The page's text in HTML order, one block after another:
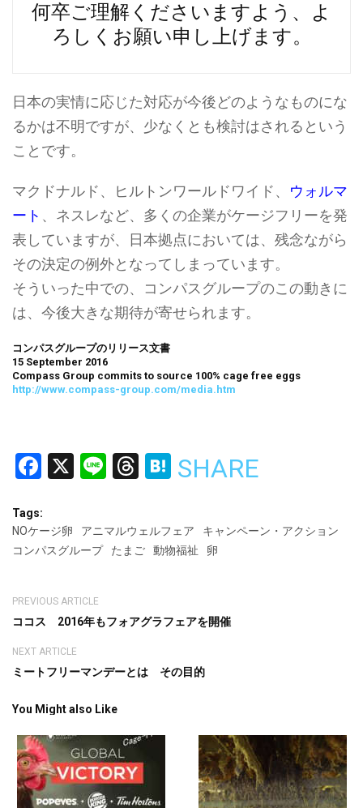
何卒ご理解くださいますよう、よ
ろしくお願い申し上げます。
日本の実情に応じた対応が今後どのようなものにな
るかは不明ですが、少なくとも検討はされるという
ことです。
マクドナルド、ヒルトンワールドワイド、 ウォルマ
ート 、ネスレなど、多くの企業がケージフリーを発
表していますが、日本拠点においては、残念ながら
その決定の例外となってしまっています。
そういった中での、コンパスグループのこの動きに
は、今後大きな期待が寄せられます。
コンパスグループのリリース文書
15 September 2016
Compass Group commits to source 100% cage free eggs
http://www.compass-group.com/media.htm
Facebook
X LineThreads
Hatena
SHARE
Tags:
NOケージ卵
アニマルウェルフェア
キャンペーン・アクション
コンパスグループ
たまご 動物福祉 卵
PREVIOUS ARTICLE
ココス 2016年もフォアグラフェアを開催
NEXT ARTICLE
ミートフリーマンデーとは その目的
You Might also Like